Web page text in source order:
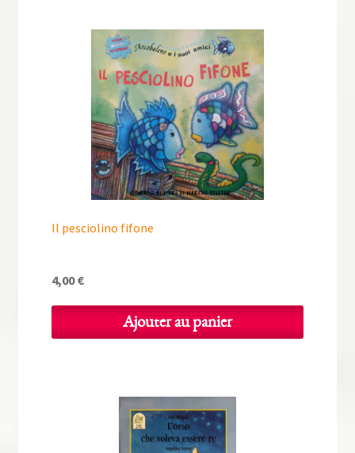
Il pesciolino fifone
4,00€
Ajouter au panier